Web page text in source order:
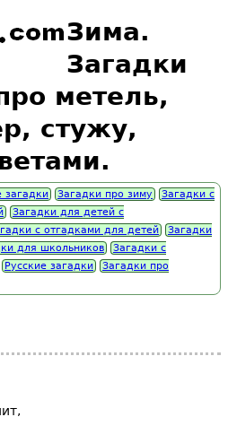
Зима.
Загадки
метель,
стужу,
загадки Загадки про зиму
Загадки с
Загадки для детей с
с отгадками для детей
Загадки
для школьников
Загадки с
Русские загадки
Загадки про